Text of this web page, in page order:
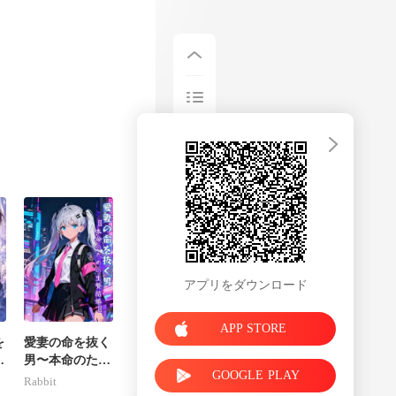
愛妻の命を抜く
男〜本命のため
の生贄結婚〜
Rabbit
アプリをダウンロード
APP STORE
GOOGLE PLAY